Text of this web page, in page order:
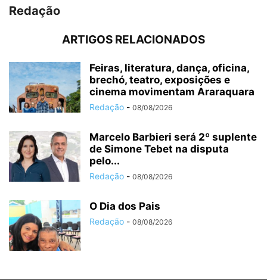
Redação
ARTIGOS RELACIONADOS
Feiras, literatura, dança, oficina,
brechó, teatro, exposições e
cinema movimentam Araraquara
Redação - 08/08/2026
Marcelo Barbieri será 2º suplente
de Simone Tebet na disputa
pelo...
Redação - 08/08/2026
O Dia dos Pais
Redação - 08/08/2026